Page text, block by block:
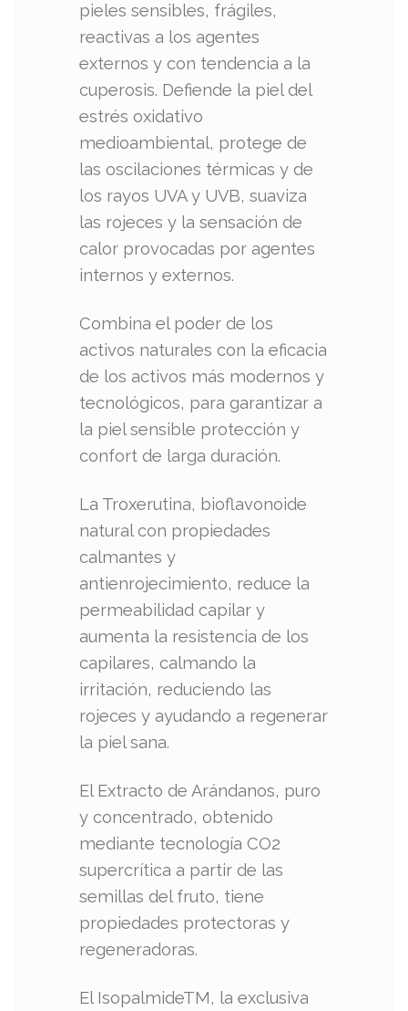
pieles sensibles, frágiles,
reactivas a los agentes
externos y con tendencia a la
cuperosis. Defiende la piel del
estrés oxidativo
medioambiental, protege de
las oscilaciones térmicas y de
los rayos UVA y UVB, suaviza
las rojeces y la sensación de
calor provocadas por agentes
internos y externos.
Combina el poder de los
activos naturales con la eficacia
de los activos más modernos y
tecnológicos, para garantizar a
la piel sensible protección y
confort de larga duración.
La Troxerutina, bioflavonoide
natural con propiedades
calmantes y
antienrojecimiento, reduce la
permeabilidad capilar y
aumenta la resistencia de los
capilares, calmando la
irritación, reduciendo las
rojeces y ayudando a regenerar
la piel sana.
El Extracto de Arándanos, puro
y concentrado, obtenido
mediante tecnología CO2
supercrítica a partir de las
semillas del fruto, tiene
propiedades protectoras y
regeneradoras.
El IsopalmideTM, la exclusiva